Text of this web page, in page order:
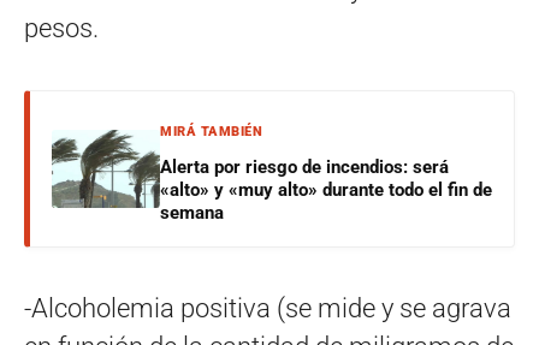
pesos.
MIRÁ TAMBIÉN
Alerta por riesgo de incendios: será
«alto» y «muy alto» durante todo el fin de
semana
-Alcoholemia positiva (se mide y se agrava